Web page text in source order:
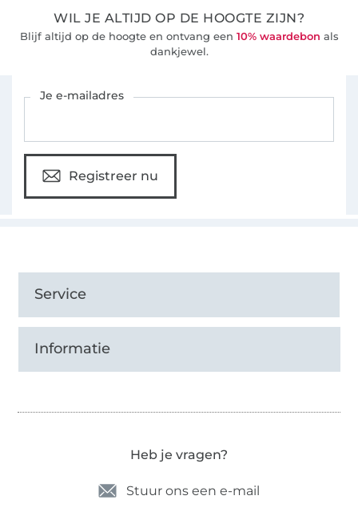
WIL JE ALTIJD OP DE HOOGTE ZIJN?
Blijf altijd op de hoogte en ontvang een 10% waardebon als
dankjewel.
Je e-mailadres
Registreer nu
Service
Informatie
Heb je vragen?
Stuur ons een e-mail